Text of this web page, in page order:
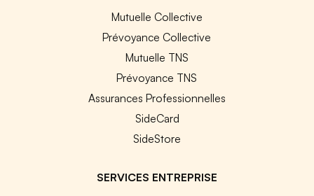
Mutuelle Collective
Prévoyance Collective
Mutuelle TNS
Prévoyance TNS
Assurances Professionnelles
SideCard
SideStore
SERVICES ENTREPRISE